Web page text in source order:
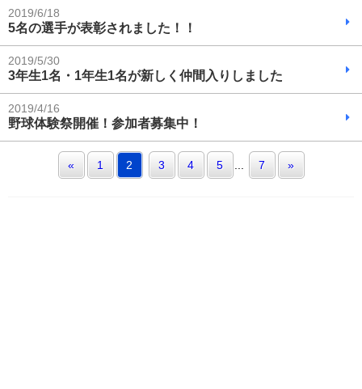
2019/6/18
5名の選手が表彰されました！！
2019/5/30
3年生1名・1年生1名が新しく仲間入りしました
2019/4/16
野球体験祭開催！参加者募集中！
« 1 2 3 4 5 ... 7 »